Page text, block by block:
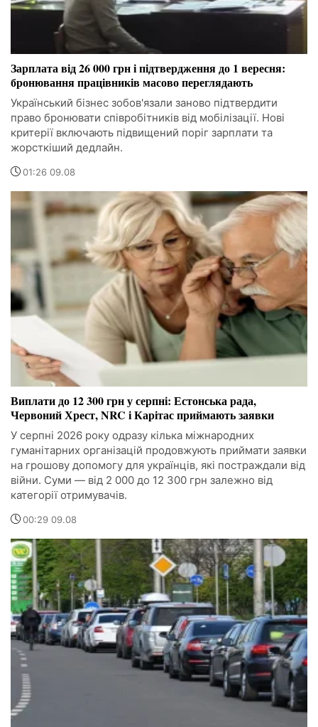
Зарплата від 26 000 грн і підтвердження до 1 вересня:
бронювання працівників масово переглядають
Український бізнес зобов'язали заново підтвердити
право бронювати співробітників від мобілізації. Нові
критерії включають підвищений поріг зарплати та
жорсткіший дедлайн.
01:26 09.08
Виплати до 12 300 грн у серпні: Естонська рада,
Червоний Хрест, NRC і Карітас приймають заявки
У серпні 2026 року одразу кілька міжнародних
гуманітарних організацій продовжують приймати заявки
на грошову допомогу для українців, які постраждали від
війни. Суми — від 2 000 до 12 300 грн залежно від
категорії отримувачів.
00:29 09.08